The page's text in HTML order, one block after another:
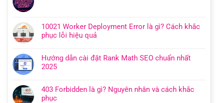
10021 Worker Deployment Error là gì? Cách khắc
phục lỗi hiệu quả
Hướng dẫn cài đặt Rank Math SEO chuẩn nhất
2025
403 Forbidden là gì? Nguyên nhân và cách khắc
phục